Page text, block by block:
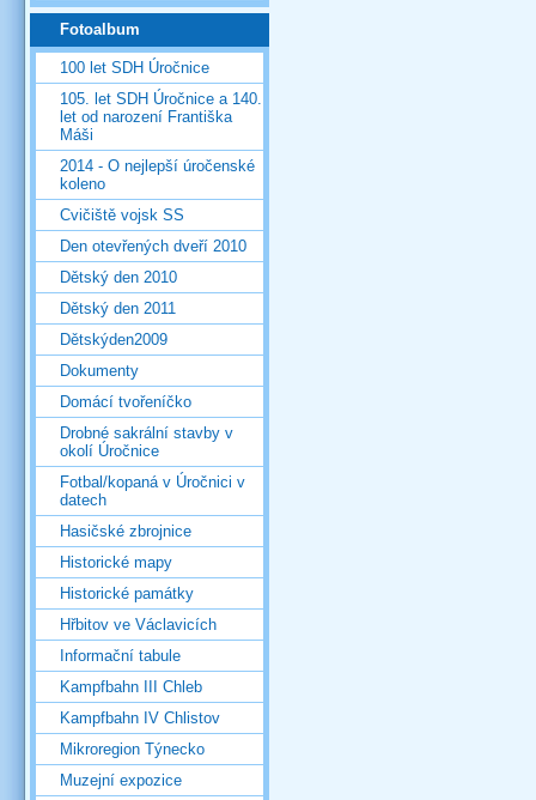
Fotoalbum
100 let SDH Úročnice
105. let SDH Úročnice a 140.
let od narození Františka
Máši
2014 - O nejlepší úročenské
koleno
Cvičiště vojsk SS
Den otevřených dveří 2010
Dětský den 2010
Dětský den 2011
Dětskýden2009
Dokumenty
Domácí tvořeníčko
Drobné sakrální stavby v
okolí Úročnice
Fotbal/kopaná v Úročnici v
datech
Hasičské zbrojnice
Historické mapy
Historické památky
Hřbitov ve Václavicích
Informační tabule
Kampfbahn III Chleb
Kampfbahn IV Chlistov
Mikroregion Týnecko
Muzejní expozice